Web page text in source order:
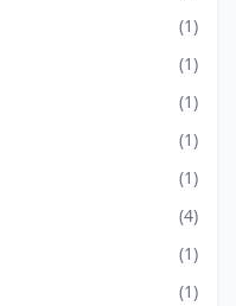
(1)
(1)
(1)
(1)
(1)
(4)
(1)
(1)